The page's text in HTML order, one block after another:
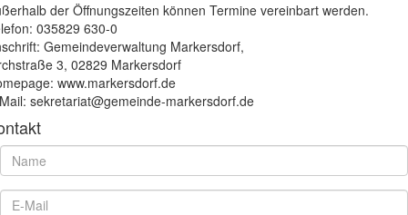
der Öffnungszeiten können Termine vereinbart werden.
035829 630-0
Gemeindeverwaltung Markersdorf,
3, 02829 Markersdorf
www.markersdorf.de
sekretariat@gemeinde-markersdorf.de